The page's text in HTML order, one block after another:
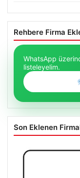
Rehbere Firma
WhatsApp
listeleyelim.
Son Eklenen